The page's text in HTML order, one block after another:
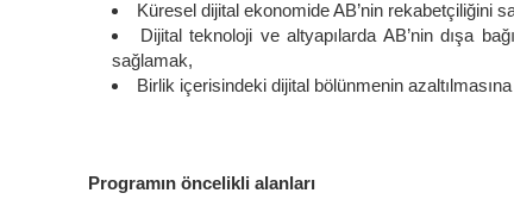
Küresel dijital ekonomide AB’nin rekabetçiliğini
Dijital teknoloji ve altyapılarda AB’nin dışa
sağlamak,
Birlik içerisindeki dijital bölünmenin
Programın öncelikli alanları